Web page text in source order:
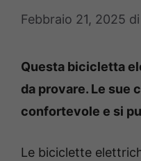
Febbraio 21, 2025 di
Questa bicicletta
da provare. Le sue
confortevole e si
Le biciclette